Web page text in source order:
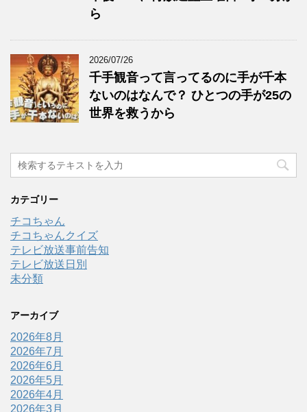
ら
2026/07/26
千手観音って言ってるのに手が千本
ないのはなんで？ ひとつの手が25の
世界を救うから
カテゴリー
チコちゃん
チコちゃんクイズ
テレビ放送事前告知
テレビ放送日別
未分類
アーカイブ
2026年8月
2026年7月
2026年6月
2026年5月
2026年4月
2026年3月